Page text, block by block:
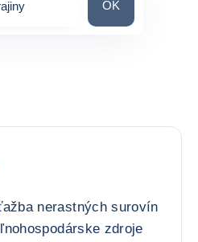
Vyhľadávanie
OK
nerastných surovín
zdroje